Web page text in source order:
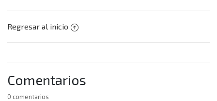
Regresar al inicio
Comentarios
0 comentarios